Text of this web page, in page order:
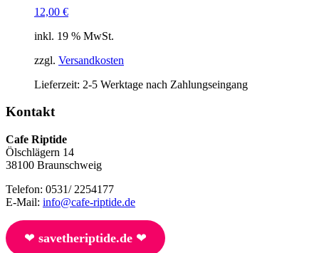
12,00 €
inkl. 19 % MwSt.
zzgl. Versandkosten
Lieferzeit: 2-5 Werktage nach Zahlungseingang
Kontakt
Cafe Riptide
Ölschlägern 14
38100 Braunschweig
Telefon: 0531/ 2254177
E-Mail: info@cafe-riptide.de
❤︎ savetheriptide.de❤︎